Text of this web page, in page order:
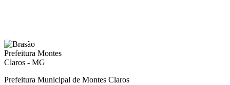
Prefeitura Municipal de Montes Claros